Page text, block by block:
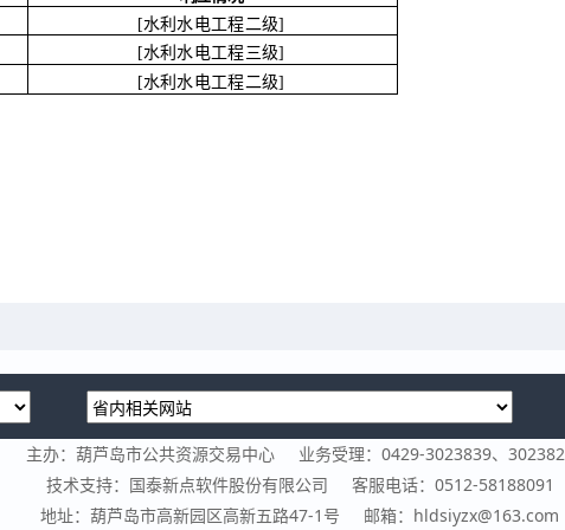
[水利水电工程二级]
[水利水电工程三级]
[水利水电工程二级]
主办：葫芦岛市公共资源交易中心
业务受理：0429-3023839、
技术支持：国泰新点软件股份有限公司
客服电话：0512-58188091
地址：葫芦岛市高新园区高新五路47-1号
邮箱：hldsiyzx@163.com